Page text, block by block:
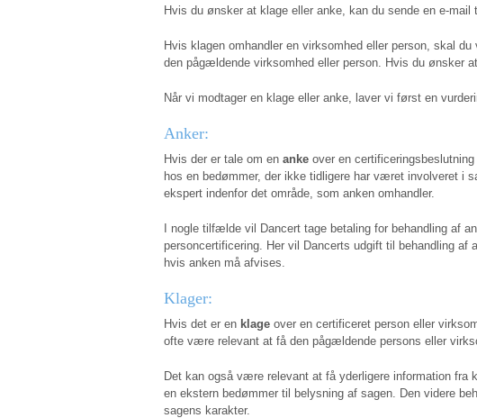
Hvis du ønsker at klage eller anke, kan du sende en e-mail
Hvis klagen omhandler en virksomhed eller person, skal
den pågældende virksomhed eller person. Hvis du ønsker
Når vi modtager en klage eller anke, laver vi først en
Anker:
Hvis der er tale om en anke over en
hos en bedømmer, der ikke tidligere har været involveret i
ekspert indenfor det område, som anken omhandler.
I nogle tilfælde vil Dancert tage betaling for behandling af
personcertificering. Her vil Dancerts udgift til behandling af
hvis anken må afvises.
Klager:
Hvis det er en klage over en certificeret person eller
ofte være relevant at få den pågældende persons eller
Det kan også være relevant at få yderligere information
en ekstern bedømmer til belysning af sagen. Den videre
sagens karakter.